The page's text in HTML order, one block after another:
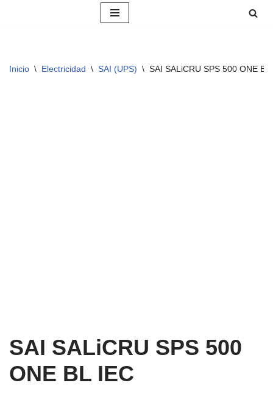
contenido
Inicio \ Electricidad \ SAI (UPS) \ SAI SALiCRU SPS 500 ONE BL
SAI SALiCRU SPS 500
ONE BL IEC